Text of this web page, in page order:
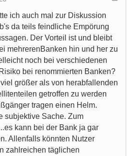
ich auch mal zur Diskussion
da teils feindliche Empörung
Der Vorteil ist und bleibt
mehrerenBanken hin und her zu
noch bei verschiedenen
bei renommierten Banken?
größer als von herabfallenden
getroffen zu werden
tragen einen Helm.
subjektive Sache. Zum
kann bei der Bank ja gar
Allenfalls könnten Nutzer
zahlreichen täglichen